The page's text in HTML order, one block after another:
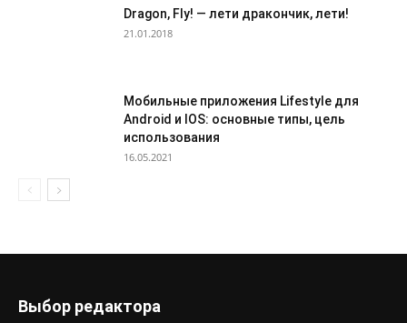
Dragon, Fly! — лети дракончик, лети!
21.01.2018
Мобильные приложения Lifestyle для
Android и IOS: основные типы, цель
использования
16.05.2021
Выбор редактора